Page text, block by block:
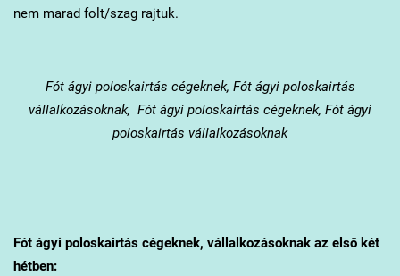
nem marad folt/szag rajtuk.
Fótágyi poloskairtás cégeknek, Fót ágyi poloskairtás
vállalkozásoknak, Fót ágyi poloskairtás cégeknek, Fót ágyi
poloskairtás vállalkozásoknak
Fótágyi poloskairtás cégeknek, vállalkozásoknak az első két
hétben: